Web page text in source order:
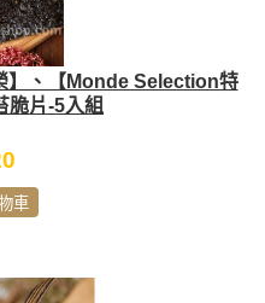
】、【Monde Selection特
脆片-5入組
車